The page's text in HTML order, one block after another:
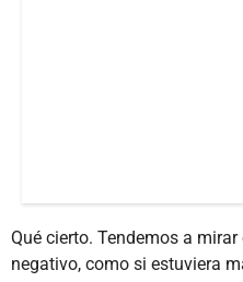
Qué cierto. Tendemos a
negativo, como si estuviera